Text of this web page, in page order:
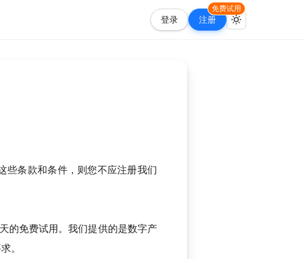
登录 注册
免费试用
些条款和条件，则您不应注册我们
的免费试用。我们提供的是数字产
。